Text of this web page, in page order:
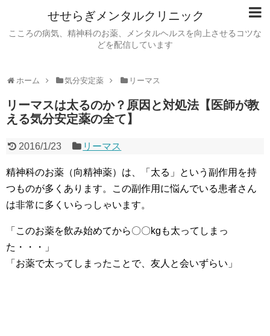
せせらぎメンタルクリニック
こころの病気、精神科のお薬、メンタルヘルスを向上させるコツな
どを配信しています
ホーム 気分安定薬 リーマス
リーマスは太るのか？原因と対処法【医師が教
える気分安定薬の全て】
2016/1/23 リーマス
精神科のお薬（向精神薬）は、「太る」という副作用を持
つものが多くあります。この副作用に悩んでいる患者さん
は非常に多くいらっしゃいます。
「このお薬を飲み始めてから〇〇kgも太ってしまっ
た・・・」
「お薬で太ってしまったことで、友人と会いずらい」